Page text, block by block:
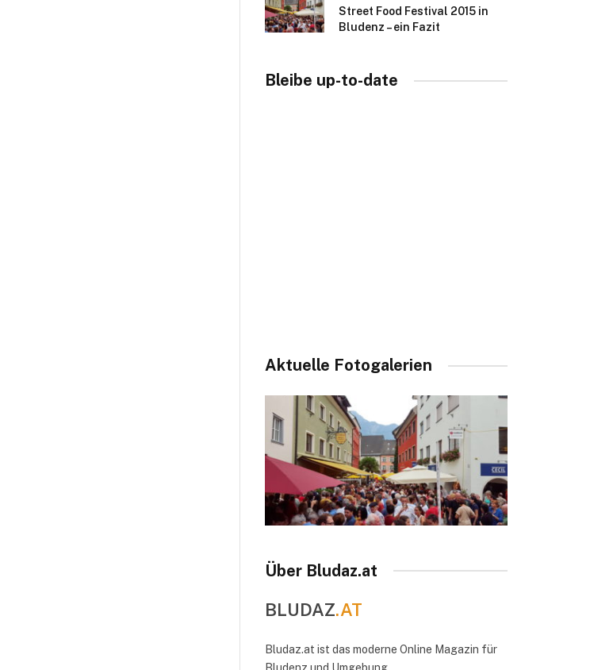
Street Food Festival 2015 in
Bludenz – ein Fazit
Bleibe up-to-date
Aktuelle Fotogalerien
Über Bludaz.at
BLUDAZ.AT
Bludaz.at ist das moderne Online Magazin für
Bludenz und Umgebung.